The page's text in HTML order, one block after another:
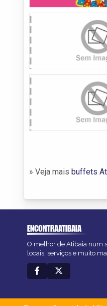
» Veja mais buffets
ENCONTRAATIBAIA
O melhor de Atibaia num
locais, serviços e muito